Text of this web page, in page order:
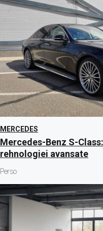
MERCEDES
Mercedes-Benz S-
rehnologiei avansate
Perso